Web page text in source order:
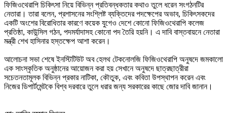
ফিজিওথেরাপি চিকিৎসা নিয়ে বিভিন্ন প্রতিবন্ধকতার কথাও তুলে ধরেন সংগঠনটির
নেতারা। তারা বলেন, প্রশাসনের সংশ্লিষ্ট ব্যক্তিদের পদক্ষেপের অভাব, চিকিৎসকদের
একটি অংশের বিরোধিতার কারণে কয়েক যুগেও দেশে কোনো ফিজিওথেরাপি কলেজ
প্রতিষ্ঠা, কাউন্সিল গঠন, পদমর্যাদাসহ কোনো পদ তৈরি হয়নি। এ দাবি বাস্তবায়নে নেতারা
মন্ত্রী শেখ হাসিনার হস্তক্ষেপ আশা করেন।
আলোচনা সভা শেষে ইনস্টিটিউট অব হেলথ টেকনোলজি ফিজিওথেরাপি অনুষদে জমকালো
এক সাংস্কৃতিক অনুষ্ঠানের আয়োজন করা হয় সেখানে অনুষদে ছাত্রছাত্রীরা
সচেতনতামূলক বিভিন্ন প্রকার নাটিকা, কৌতুক, এবং কবিতা উপস্থাপন করেন এবং
নিজের ডিপার্টমেন্টকে বিশ্ব দরবারে তুলে ধরার জন্য সরকারের কাছে জোর দাবি জানান।